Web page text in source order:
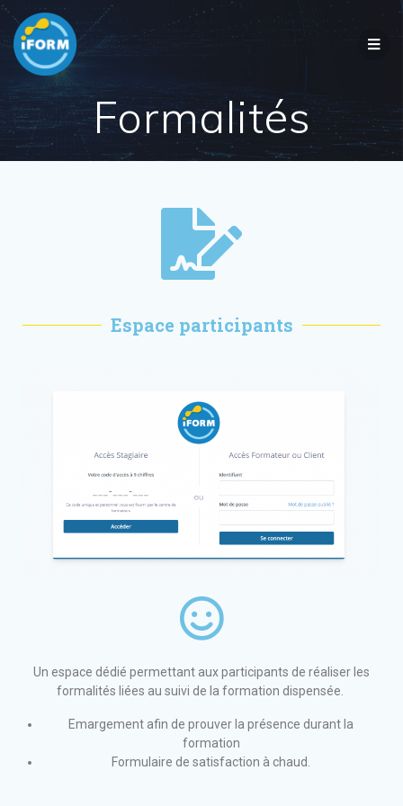
Formalités
Espace participants
Un espace dédié permettant aux participants de réaliser les
formalités liées au suivi de la formation dispensée.
Emargement afin de prouver la présence durant la
formation
Formulaire de satisfaction à chaud.